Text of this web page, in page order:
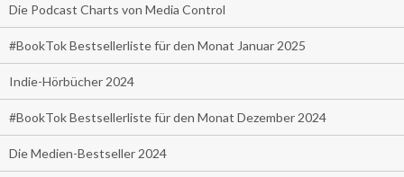
Die Podcast Charts von Media Control
#BookTok Bestsellerliste für den Monat Januar 2025
Indie-Hörbücher 2024
#BookTok Bestsellerliste für den Monat Dezember 2024
Die Medien-Bestseller 2024